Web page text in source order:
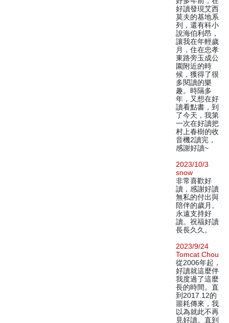
好讀發現艾西
莫夫的基地系
列，還有科小
說海伯利昂，
讓我在年輕歲
月，住在忠孝
東路旁玉成公
園附近的時
候，獲得了很
多閱讀的樂
趣。時隔多
年，又想在好
讀看點書，到
了今天，我第
一次在好讀把
村上春樹的收
音機2讀完，
感謝好讀~
2023/10/3
snow
非常喜歡好
讀，感謝好讀
無私的付出與
陪伴的歲月。
永遠支持好
讀。祝福好讀
長長久久。
2023/9/24
Tomcat Chou
從2006年起，
好讀就這麼伴
我度過了這麼
長的時間。直
到2017.12的
噩耗傳來，我
以為就此不再
見好讀。直到